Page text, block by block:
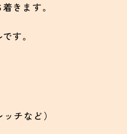
きます。
す。
チなど）